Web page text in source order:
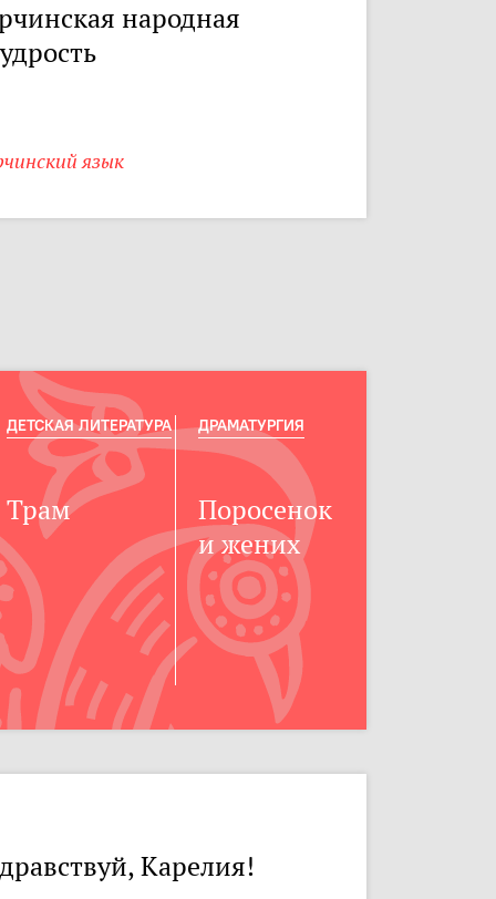
народная
язык
Трам
ДЕТСКАЯ ЛИТЕРАТУРА
Поросенок
и жених
ДРАМАТУРГИЯ
Карелия!